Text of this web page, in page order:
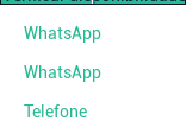
WhatsApp
WhatsApp
Telefone